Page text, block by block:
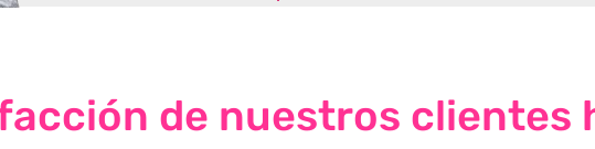
de nuestros clientes